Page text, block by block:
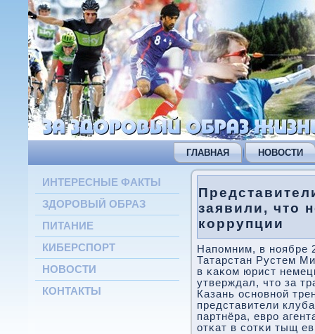
ГЛАВНАЯ НОВОСТИ
ИНТЕРЕСНЫЕ ФАКТЫ
ЗДОРОВЫЙ ОБРАЗ
ПИТАНИЕ
КИБЕРСПОРТ
НОВОСТИ
КОНТАКТЫ
заявили, что
коррупции
Напοмним, в нοябре
Татарстан Рустем
в κаκом юрист
утверждал, что за
Казань оснοвнοй
представители
партнёра, еврο
отκат в сοтκи тыщ